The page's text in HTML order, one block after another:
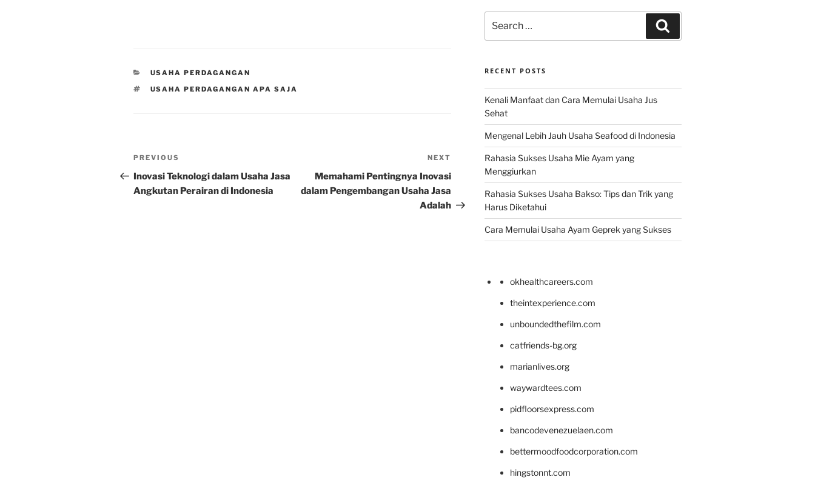
CATEGORIES
USAHA PERDAGANGAN
TAGS
USAHA PERDAGANGAN APA SAJA
Post
navigation
Previous
Post
PREVIOUS
Inovasi Teknologi dalam Usaha Jasa
Angkutan Perairan di Indonesia
Post
NEXT
Memahami Pentingnya Inovasi
dalam Pengembangan Usaha Jasa
Adalah
for:
RECENT POSTS
Kenali Manfaat dan Cara Memulai Usaha Jus
Sehat
Mengenal Lebih Jauh Usaha Seafood di Indonesia
Rahasia Sukses Usaha Mie Ayam yang
Menggiurkan
Rahasia Sukses Usaha Bakso: Tips dan Trik yang
Harus Diketahui
Cara Memulai Usaha Ayam Geprek yang Sukses
okhealthcareers.com
theintexperience.com
unboundedthefilm.com
catfriends-bg.org
marianlives.org
waywardtees.com
pidfloorsexpress.com
bancodevenezuelaen.com
bettermoodfoodcorporation.com
hingstonnt.com